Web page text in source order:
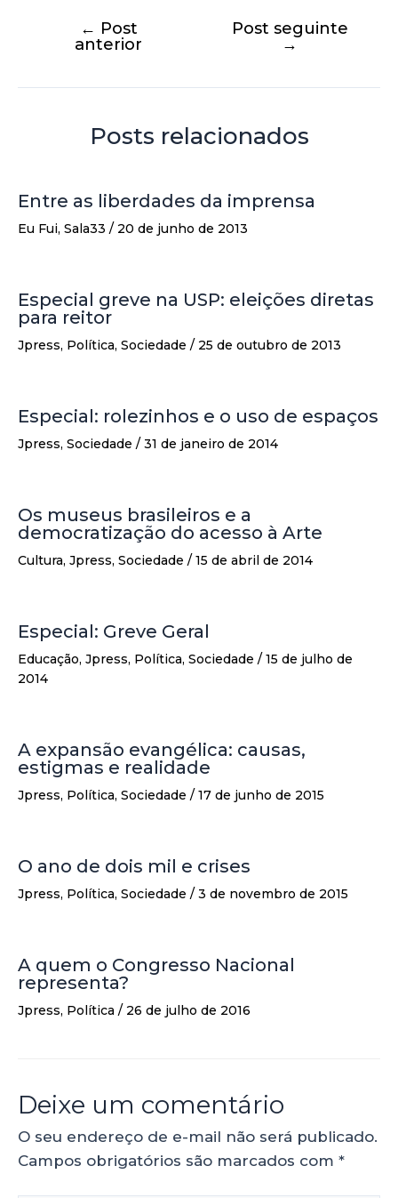
← Post
anterior
Post seguinte
→
Posts relacionados
Entre as liberdades da imprensa
Eu Fui, Sala33 / 20 de junho de 2013
Especial greve na USP: eleições diretas
para reitor
Jpress, Política, Sociedade / 25 de outubro de 2013
Especial: rolezinhos e o uso de espaços
Jpress, Sociedade / 31 de janeiro de 2014
Os museus brasileiros e a
democratização do acesso à Arte
Cultura, Jpress, Sociedade / 15 de abril de 2014
Especial: Greve Geral
Educação, Jpress, Política, Sociedade / 15 de julho de
2014
A expansão evangélica: causas,
estigmas e realidade
Jpress, Política, Sociedade / 17 de junho de 2015
O ano de dois mil e crises
Jpress, Política, Sociedade / 3 de novembro de 2015
A quem o Congresso Nacional
representa?
Jpress, Política / 26 de julho de 2016
Deixe um comentário
O seu endereço de e-mail não será publicado.
Campos obrigatórios são marcados com *